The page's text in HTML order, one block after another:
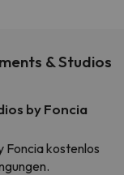
& Studios
by Foncia
Foncia kostenlos